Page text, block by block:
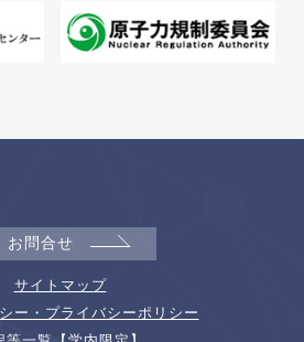
お問合せ
サイトマップ
ー・プライバシーポリシー